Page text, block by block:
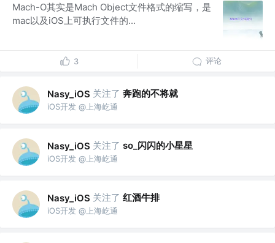
Mach-O其实是Mach Object文件格式的缩写，是
mac以及iOS上可执行文件的...
3 评论
Nasy_iOS 关注了 奔跑的不将就
iOS开发 @上海屹通
Nasy_iOS 关注了 so_闪闪的小星星
iOS开发 @上海屹通
Nasy_iOS 关注了 红酒牛排
iOS开发 @上海屹通